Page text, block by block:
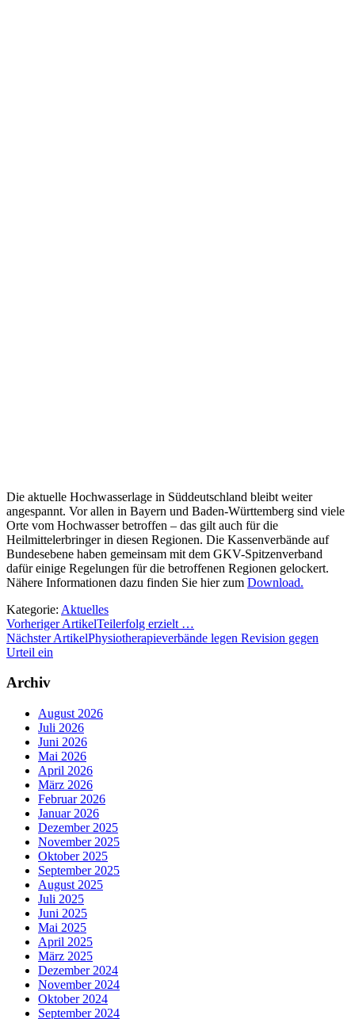
Die aktuelle Hochwasserlage in Süddeutschland bleibt weiter
angespannt. Vor allen in Bayern und Baden-Württemberg sind viele
Orte vom Hochwasser betroffen – das gilt auch für die
Heilmittelerbringer in diesen Regionen. Die Kassenverbände auf
Bundesebene haben gemeinsam mit dem GKV-Spitzenverband
dafür einige Regelungen für die betroffenen Regionen gelockert.
Nähere Informationen dazu finden Sie hier zum Download.
Kategorie: Aktuelles
Vorheriger ArtikelTeilerfolg erzielt …
Nächster ArtikelPhysiotherapieverbände legen Revision gegen
Urteil ein
Archiv
August 2026
Juli 2026
Juni 2026
Mai 2026
April 2026
März 2026
Februar 2026
Januar 2026
Dezember 2025
November 2025
Oktober 2025
September 2025
August 2025
Juli 2025
Juni 2025
Mai 2025
April 2025
März 2025
Dezember 2024
November 2024
Oktober 2024
September 2024